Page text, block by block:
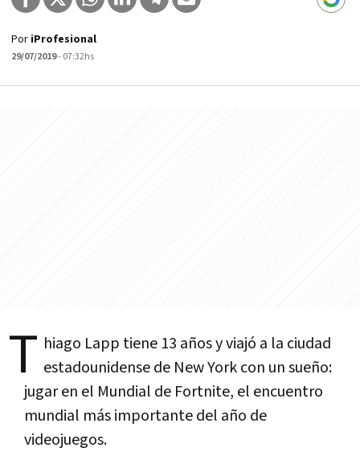
Por iProfesional
29/07/2019- 07:32hs
T hiago Lapp tiene 13 años y viajó a la ciudad
estadounidense de New York con un sueño:
jugar en el Mundial de Fortnite, el encuentro
mundial más importante del año de
videojuegos.